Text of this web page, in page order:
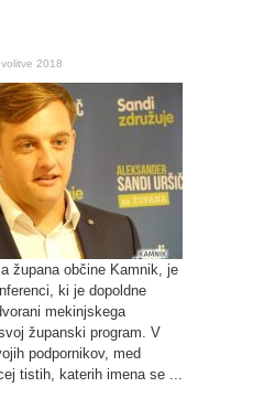
2018
župana občine Kamnik, je
ki je dopoldne
mekinjskega
županski program. V
podpornikov, med
tistih, katerih imena se ...